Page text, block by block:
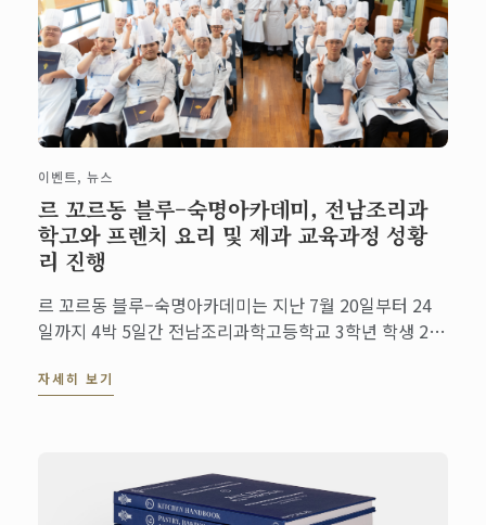
이벤트, 뉴스
르 꼬르동 블루–숙명아카데미, 전남조리과
학고와 프렌치 요리 및 제과 교육과정 성황
리 진행
르 꼬르동 블루–숙명아카데미는 지난 7월 20일부터 24
일까지 4박 5일간 전남조리과학고등학교 3학년 학생 20
다.
자세히 보기